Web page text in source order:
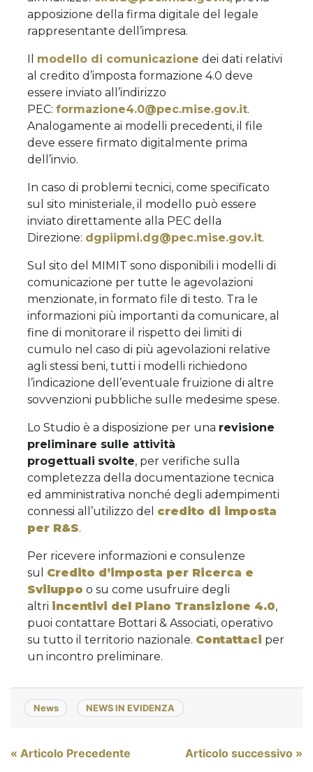
apposizione della firma digitale del legale
rappresentante dell’impresa.
modello di comunicazione dei dati relativi
al credito d’imposta formazione 4.0 deve
essere inviato all’indirizzo
PEC: formazione4.0@pec.mise.gov.it.
Analogamente ai modelli precedenti, il file
deve essere firmato digitalmente prima
dell’invio.
In caso di problemi tecnici, come specificato
sul sito ministeriale, il modello può essere
inviato direttamente alla PEC della
Direzione: dgpiipmi.dg@pec.mise.gov.it.
Sul sito del MIMIT sono disponibili i modelli di
comunicazione per tutte le agevolazioni
menzionate, in formato file di testo. Tra le
informazioni più importanti da comunicare, al
fine di monitorare il rispetto dei limiti di
cumulo nel caso di più agevolazioni relative
agli stessi beni, tutti i modelli richiedono
l’indicazione dell’eventuale fruizione di altre
sovvenzioni pubbliche sulle medesime spese.
Lo Studio è a disposizione per una revisione
preliminare sulle attività
progettuali svolte, per verifiche sulla
completezza della documentazione tecnica
ed amministrativa nonché degli adempimenti
connessi all’utilizzo del credito di imposta
per R&S.
Per ricevere informazioni e consulenze
sul Credito d’imposta per Ricerca e
Sviluppo o su come usufruire degli
altri incentivi del Piano Transizione 4.0,
puoi contattare Bottari & Associati, operativo
su tutto il territorio nazionale. Contattaci per
un incontro preliminare.
News NEWS IN EVIDENZA
Navigazione
« Articolo Precedente Articolo successivo »